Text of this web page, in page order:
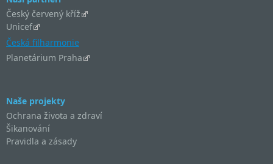
Český červený kříž
Unicef
Česká filharmonie
Planetárium Praha
Naše projekty
Ochrana života a zdraví
Šikanování
Pravidla a zásady